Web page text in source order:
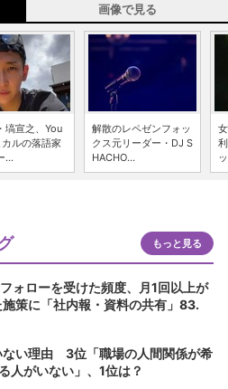
画像で見る
塙宣之、You
ルの落語家
...
解散のレペゼンフォッ
クス元リーダー・DJ S
HACHO...
もっと見る
ォローを受けた頻度、月1回以上が
策に「社内報・資料の共有」83.
ない理由 3位「職場の人間関係が希
人がいない」、1位は？